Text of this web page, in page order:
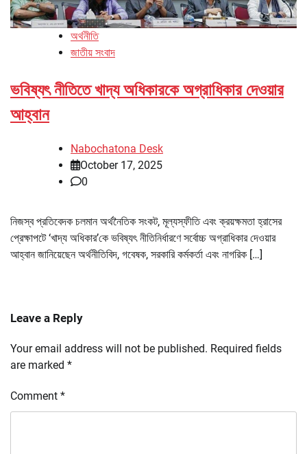
অর্থনীতি
জাতীয় সংবাদ
ভবিষ্যৎ নীতিতে খাদ্য অধিকারকে অগ্রাধিকার দেওয়ার
আহ্বান
Nabochatona Desk
October 17, 2025
0
নিজস্ব প্রতিবেদক চলমান অর্থনৈতিক সংকট, মূল্যস্ফীতি এবং ক্রয়ক্ষমতা হ্রাসের
প্রেক্ষাপটে ‘খাদ্য অধিকার’কে ভবিষ্যৎ নীতিনির্ধারণে সর্বোচ্চ অগ্রাধিকার দেওয়ার
আহ্বান জানিয়েছেন অর্থনীতিবিদ, গবেষক, সরকারি কর্মকর্তা এবং নাগরিক […]
Leave a Reply
Your email address will not be published. Required fields
are marked *
Comment *